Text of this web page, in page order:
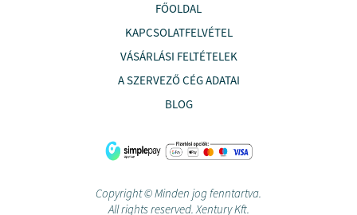
FŐOLDAL
KAPCSOLATFELVÉTEL
VÁSÁRLÁSI FELTÉTELEK
A SZERVEZŐ CÉG ADATAI
BLOG
Copyright © Minden jog fenntartva.
All rights reserved. Xentury Kft.